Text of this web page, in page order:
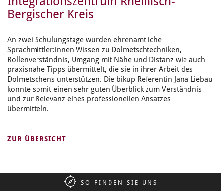
Bergischer Kreis
An zwei Schulungstage wurden ehrenamtliche
Sprachmittler:innen Wissen zu Dolmetschtechniken,
Rollenverständnis, Umgang mit Nähe und Distanz wie auch
praxisnahe Tipps übermittelt, die sie in ihrer Arbeit des
Dolmetschens unterstützen. Die bikup Referentin Jana Liebau
konnte somit einen sehr guten Überblick zum Verständnis
und zur Relevanz eines professionellen Ansatzes
übermitteln.
ZUR ÜBERSICHT
SO FINDEN SIE UNS